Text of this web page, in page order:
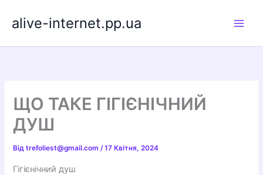
alive-internet.pp.ua
ЩО ТАКЕ ГІГІЄНІЧНИЙ
ДУШ
Відtrefoliest@gmail.com/17 Квітня, 2024
Гігієнічний душ